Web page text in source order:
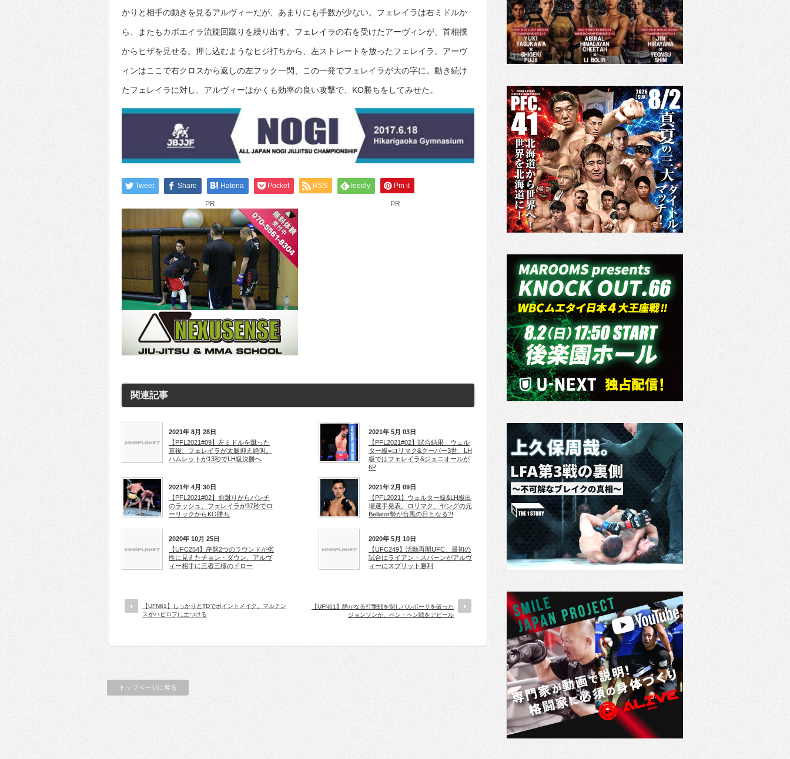
かりと相手の動きを見るアルヴィーだが、あまりにも手数が少ない。フェレイラは右ミドルか
ら、またもカポエイラ流旋回蹴りを繰り出す。フェレイラの右を受けたアーヴィンが、首相撲
からヒザを見せる。押し込むようなヒジ打ちから、左ストレートを放ったフェレイラ。アーヴ
ィンはここで右クロスから返しの左フック一閃、この一発でフェレイラが大の字に。動き続け
たフェレイラに対し、アルヴィーはかくも効率の良い攻撃で、KO勝ちをしてみせた。
Tweet Share Hatena Pocket RSS feedly Pin it
PR PR
関連記事
2021年 8月 28日
【PFL2021#09】左ミドルを蹴った
直後、フェレイラが太腿抑え絶叫。
ハムレットが13秒でLH級決勝へ
2021年 5月 03日
【PFL2021#02】試合結果 ウェル
ター級=ロリマク&クーパー3世、LH
級ではフェレイラ&ジュニオールが
6P
2021年 4月 30日
【PFL2021#02】前蹴りからパンチ
のラッシュ、フェレイラが37秒でロ
ーリックからKO勝ち
2021年 2月 09日
【PFL2021】ウェルター級&LH級出
場選手発表。ロリマク、ヤングの元
Bellator勢が台風の目となる?!
2020年 10月 25日
【UFC254】序盤2つのラウンドが劣
性に見えたチョン・ダウン、アルヴ
ィー相手に三者三様のドロー
2020年 5月 10日
【UFC249】活動再開UFC、最初の
試合はライアン・スパーンがアルヴ
ィーにスプリット勝利
【UFN61】しっかりとTDでポイントメイク。マルチン
スがハビロフに土つける
【UFN61】静かなる打撃戦を制しバルボーサを破った
ジョンソンが、ベン・ヘン戦をアピール
トップページに戻る